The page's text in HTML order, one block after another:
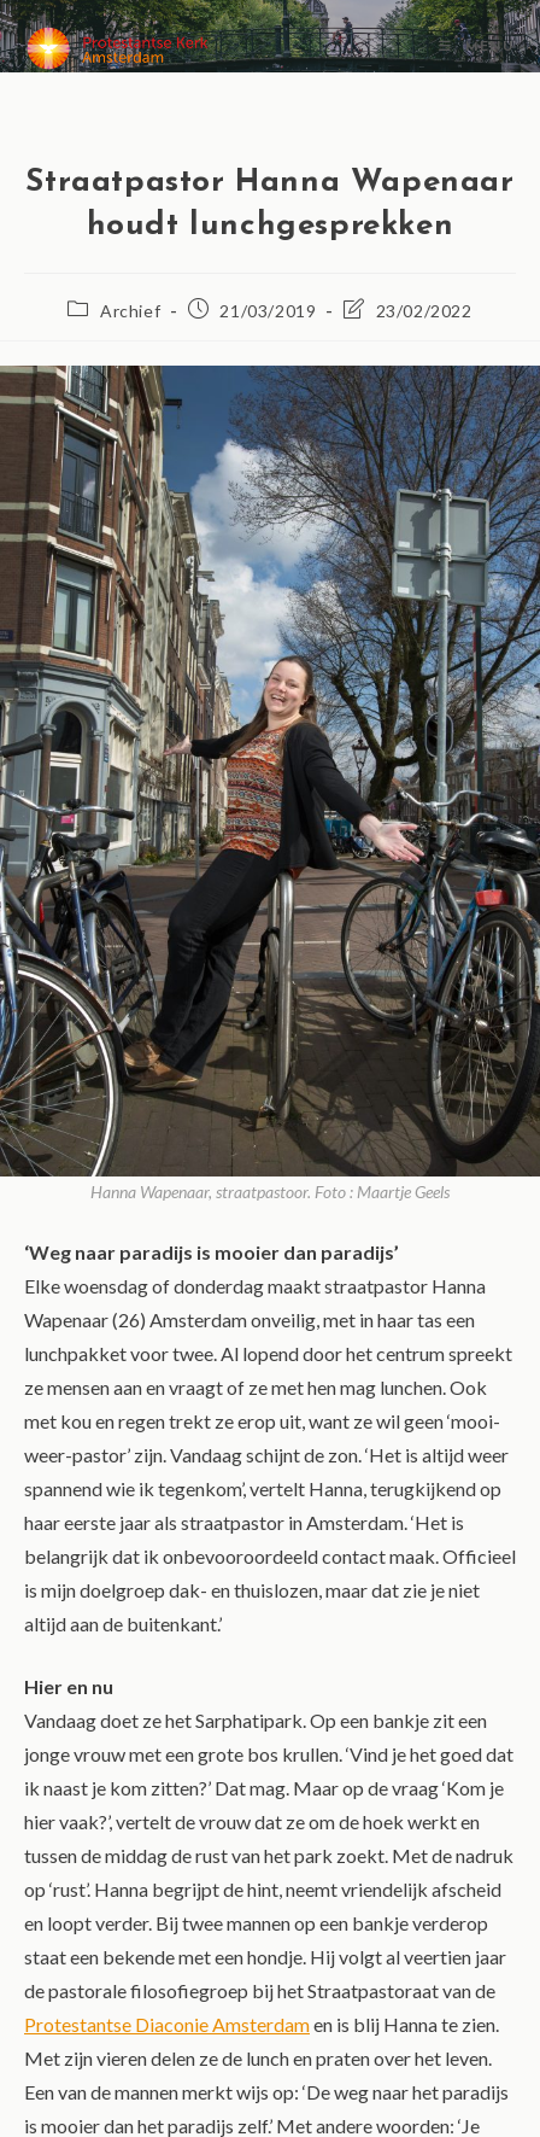
MENU
Straatpastor Hanna Wapenaar
houdt lunchgesprekken
Archief 21/03/2019 23/02/2022
Hanna Wapenaar, straatpastoor. Foto : Maartje Geels
‘Weg naar paradijs is mooier dan paradijs’
Elke woensdag of donderdag maakt straatpastor Hanna
Wapenaar (26) Amsterdam onveilig, met in haar tas een
lunchpakket voor twee. Al lopend door het centrum spreekt
ze mensen aan en vraagt of ze met hen mag lunchen. Ook
met kou en regen trekt ze erop uit, want ze wil geen ‘mooi-
weer-pastor’ zijn. Vandaag schijnt de zon. ‘Het is altijd weer
spannend wie ik tegenkom’, vertelt Hanna, terugkijkend op
haar eerste jaar als straatpastor in Amsterdam. ‘Het is
belangrijk dat ik onbevooroordeeld contact maak. Officieel
is mijn doelgroep dak- en thuislozen, maar dat zie je niet
altijd aan de buitenkant.’
Hier en nu
Vandaag doet ze het Sarphatipark. Op een bankje zit een
jonge vrouw met een grote bos krullen. ‘Vind je het goed dat
ik naast je kom zitten?’ Dat mag. Maar op de vraag ‘Kom je
hier vaak?’, vertelt de vrouw dat ze om de hoek werkt en
tussen de middag de rust van het park zoekt. Met de nadruk
op ‘rust’. Hanna begrijpt de hint, neemt vriendelijk afscheid
en loopt verder. Bij twee mannen op een bankje verderop
staat een bekende met een hondje. Hij volgt al veertien jaar
de pastorale filosofiegroep bij het Straatpastoraat van de
Protestantse Diaconie Amsterdamen is blij Hanna te zien.
Met zijn vieren delen ze de lunch en praten over het leven.
Een van de mannen merkt wijs op: ‘De weg naar het paradijs
is mooier dan het paradijs zelf.’ Met andere woorden: ‘Je